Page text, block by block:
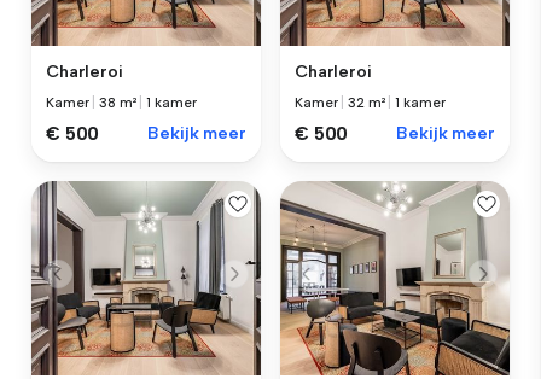
Charleroi
Kamer |38 m² |1 kamer
€ 500 Bekijk meer
Charleroi
Kamer |32 m² |1 kamer
€ 500 Bekijk meer